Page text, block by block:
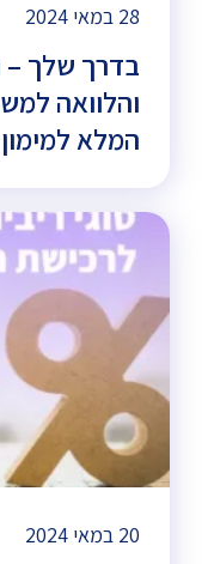
בדרך שלך –
והלוואה
המלא
28 במאי 2024
20 במאי 2024